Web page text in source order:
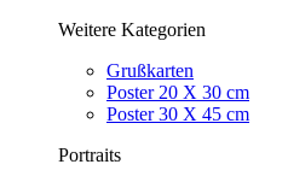
Weitere Kategorien
Grußkarten
Poster 20 X 30 cm
Poster 30 X 45 cm
Portraits